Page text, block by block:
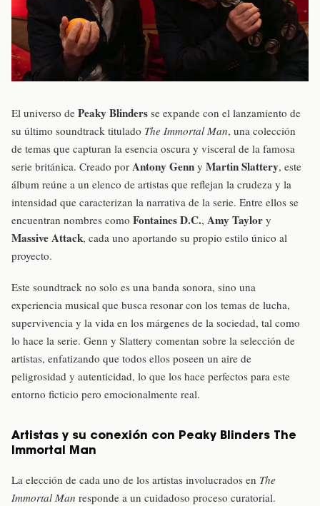
El universo de Peaky Blinders se expande con el lanzamiento de
su último soundtrack titulado The Immortal Man, una colección
de temas que capturan la esencia oscura y visceral de la famosa
serie británica. Creado por Antony Genn y Martin Slattery, este
álbum reúne a un elenco de artistas que reflejan la crudeza y la
intensidad que caracterizan la narrativa de la serie. Entre ellos se
encuentran nombres como Fontaines D.C., Amy Taylor y
Massive Attack, cada uno aportando su propio estilo único al
proyecto.
Este soundtrack no solo es una banda sonora, sino una
experiencia musical que busca resonar con los temas de lucha,
supervivencia y la vida en los márgenes de la sociedad, tal como
lo hace la serie. Genn y Slattery comentan sobre la selección de
artistas, enfatizando que todos ellos poseen un aire de
peligrosidad y autenticidad, lo que los hace perfectos para este
entorno ficticio pero emocionalmente real.
Artistas y su conexión con Peaky Blinders The
Immortal Man
La elección de cada uno de los artistas involucrados en The
Immortal Man responde a un cuidadoso proceso curatorial.